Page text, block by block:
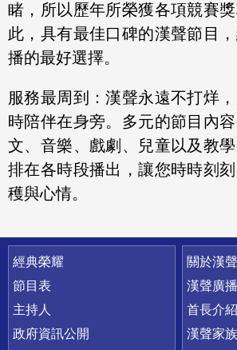
睹，所以歷年所榮獲各項競賽
此，具有最佳口碑的漢聲節目
播的最好選擇。
服務最周到：漢聲永遠不打烊
時陪伴在身旁。多元的節目內
文、音樂、戲劇、兒童以及教
排在各時段播出，讓您時時刻
穫與心情。
快速連結
經典榮耀
節目表
主持人
政府資訊公開
關於漢聲
漢聲廣
首長介紹
漢聲家族